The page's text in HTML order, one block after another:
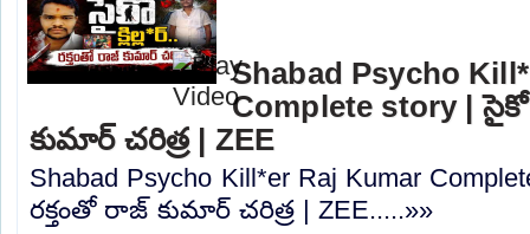
Shabad Psycho
Complete story | సైకో
కుమార్ చరిత్ర | ZEE
Shabad Psycho Kill*er Raj Kumar
రక్తంతో రాజ్ కుమార్ చరిత్ర | ZEE.....»»